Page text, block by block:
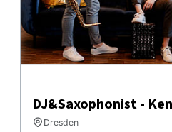
DJ&Saxophonist -
Dresden